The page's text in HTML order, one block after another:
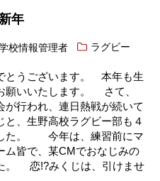
年
校情報管理者 ラグビー
とうございます。 本年も生
願いいたします。 さて、
行われ、連日熱戦が続いて
、生野高校ラグビー部も４
た。 今年は、練習前にマ
ム皆で、某CMでおなじみの
。 恋!?みくじは、引けませ